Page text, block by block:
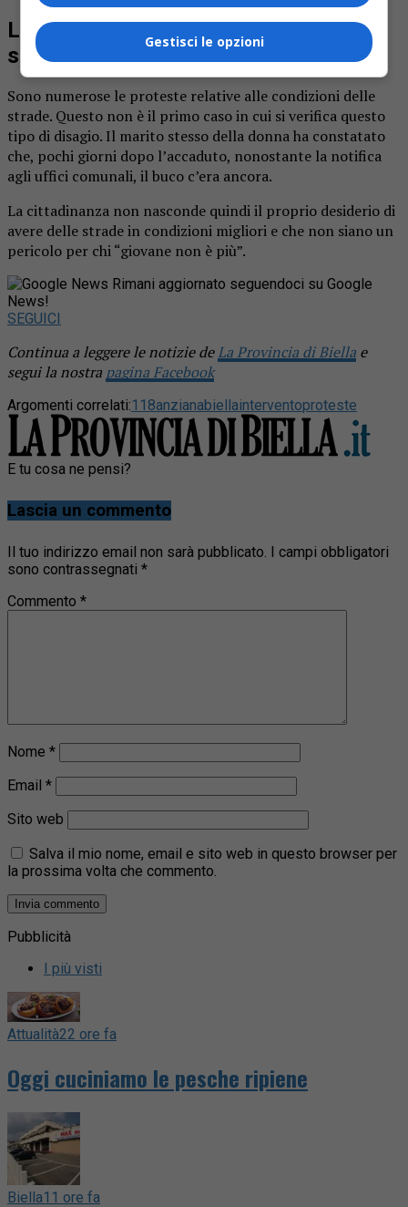
Le proteste sulle condizioni delle
strade
Sono numerose le proteste relative alle condizioni delle
strade. Questo non è il primo caso in cui si verifica questo
tipo di disagio. Il marito stesso della donna ha constatato
che, pochi giorni dopo l’accaduto, nonostante la notifica
agli uffici comunali, il buco c’era ancora.
La cittadinanza non nasconde quindi il proprio desiderio di
avere delle strade in condizioni migliori e che non siano un
pericolo per chi “giovane non è più”.
Rimani aggiornato seguendoci su Google
News!
SEGUICI
Continua a leggere le notizie deLa Provincia di Biella e
segui la nostra pagina Facebook
Argomenti correlati:118anzianabiellainterventoproteste
E tu cosa ne pensi?
Lascia un commento
Il tuo indirizzo email non sarà pubblicato.
I campi obbligatori
sono contrassegnati *
Commento *
Nome *
Email *
Sito web
Salva il mio nome, email e sito web in questo browser per
la prossima volta che commento.
Pubblicità
I più visti
Attualità22 ore fa
Oggi cuciniamo le pesche ripiene
Biella11 ore fa
Gestisci le opzioni